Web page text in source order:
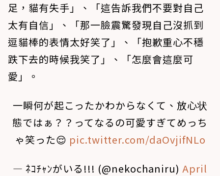
足，貓有失手」、「這告訴我們不要對自己
太有自信」、「那一臉震驚發現自己沒抓到
逗貓棒的表情太好笑了」、「抱歉重心不穩
跌下去的時候我笑了」、「怎麼會這麼可
愛」。
一瞬何が起こったかわからなくて、放心状
態ではぁ？？ってなるの可愛すぎてめっち
ゃ笑った😌 pic.twitter.com/daOvjifNLo
— ﾈｺﾁｬﾝがいる!!! (@nekochaniru) April